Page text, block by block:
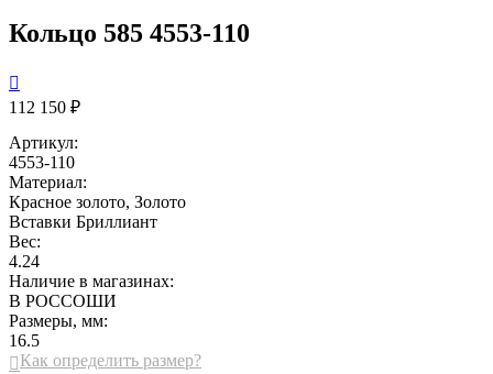
Кольцо 585 4553-110

112 150 ₽
Артикул:
4553-110
Материал:
Красное золото, Золото
Вставки Бриллиант
Вес:
4.24
Наличие в магазинах:
В РОССОШИ
Размеры, мм:
16.5
 Как определить размер?